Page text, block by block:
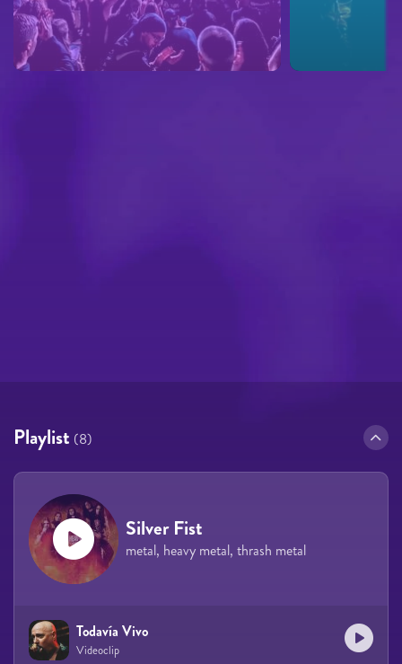
Playlist (8)
Silver Fist
metal, heavy metal, thrash metal
Todavía Vivo
Videoclip